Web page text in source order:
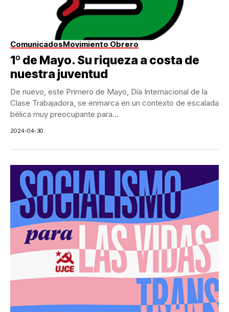
ComunicadosMovimiento Obrero
1º de Mayo. Su riqueza a costa de
nuestra juventud
De nuevo, este Primero de Mayo, Día Internacional de la
Clase Trabajadora, se enmarca en un contexto de escalada
bélica muy preocupante para...
2024-04-30